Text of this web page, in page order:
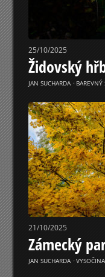
25/10/2025
Židovský
JAN SUCHARDA ⋅ BAREVNÝ
21/10/2025
Zámecký
JAN SUCHARDA ⋅ VYSOČINA